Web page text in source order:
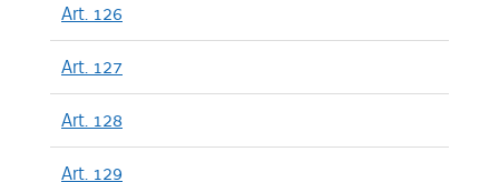
Art. 126
Art. 127
Art. 128
Art. 129